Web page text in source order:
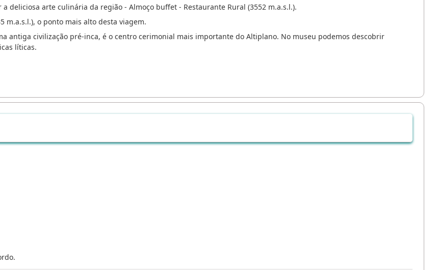
deliciosa arte culinária da região - Almoço buffet - Restaurante Rural (3552 m.a.s.l.).
m.a.s.l.), o ponto mais alto desta viagem.
antiga civilização pré-inca, é o centro cerimonial mais importante do Altiplano. No museu podemos descobrir
líticas.